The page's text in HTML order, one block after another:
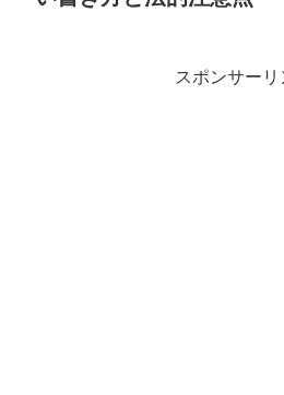
スポンサーリ